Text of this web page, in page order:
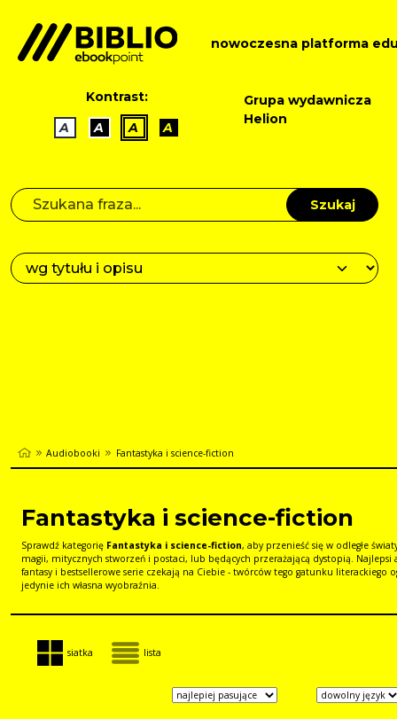
nowoczesna platforma
Kontrast:
A
A A A
Grupa wydawnicza
Helion
Szukaj
Audiobooki Fantastyka i science-fiction
Fantastyka i science-fiction
Sprawdź kategorię Fantastyka i science-fiction, aby przenieść się w odległe
magii, mitycznych stworzeń i postaci, lub będących przerażającą dystopią. Najlepsi
fantasy i bestsellerowe serie czekają na Ciebie - twórców tego gatunku literackiego
jedynie ich własna wyobraźnia.
siatka lista